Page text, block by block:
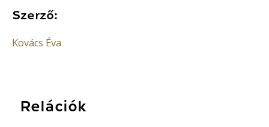
Szerző:
Kovács Éva
Relációk